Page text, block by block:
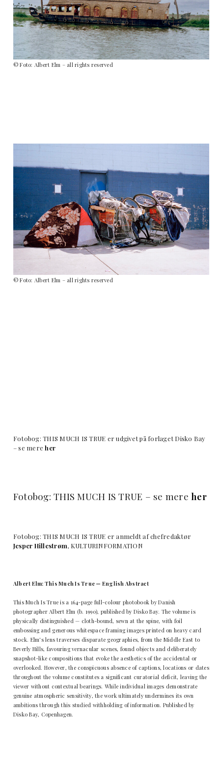
© Foto: Albert Elm – all rights reserved
© Foto: Albert Elm – all rights reserved
Fotobog: THIS MUCH IS TRUE er udgivet på forlaget Disko Bay
– se mereher
Fotobog: THIS MUCH IS TRUE – se mereher
Fotobog: THIS MUCH IS TRUE er anmeldt af chefredaktør
Jesper Hillestrøm, KULTURINFORMATION
Albert Elm: This Much Is True — English Abstract
This Much Is True is a 164-page full-colour photobook by Danish
photographer Albert Elm (b. 1990), published by Disko Bay. The volume is
physically distinguished — cloth-bound, sewn at the spine, with foil
embossing and generous whitespace framing images printed on heavy card
stock. Elm's lens traverses disparate geographies, from the Middle East to
Beverly Hills, favouring vernacular scenes, found objects and deliberately
snapshot-like compositions that evoke the aesthetics of the accidental or
overlooked. However, the conspicuous absence of captions, locations or dates
throughout the volume constitutes a significant curatorial deficit, leaving the
viewer without contextual bearings. While individual images demonstrate
genuine atmospheric sensitivity, the work ultimately undermines its own
ambitions through this studied withholding of information. Published by
Disko Bay, Copenhagen.